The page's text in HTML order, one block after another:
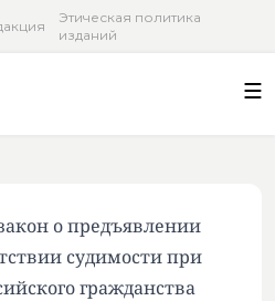
Этическая политика
изданий
о предъявлении
судимости при
гражданства